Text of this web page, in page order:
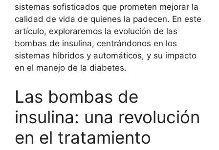
sistemas sofisticados que prometen mejorar la
calidad de vida de quienes la padecen. En este
artículo, exploraremos la evolución de las
bombas de insulina, centrándonos en los
sistemas híbridos y automáticos, y su impacto
en el manejo de la diabetes.
Las bombas de
insulina: una revolución
en el tratamiento